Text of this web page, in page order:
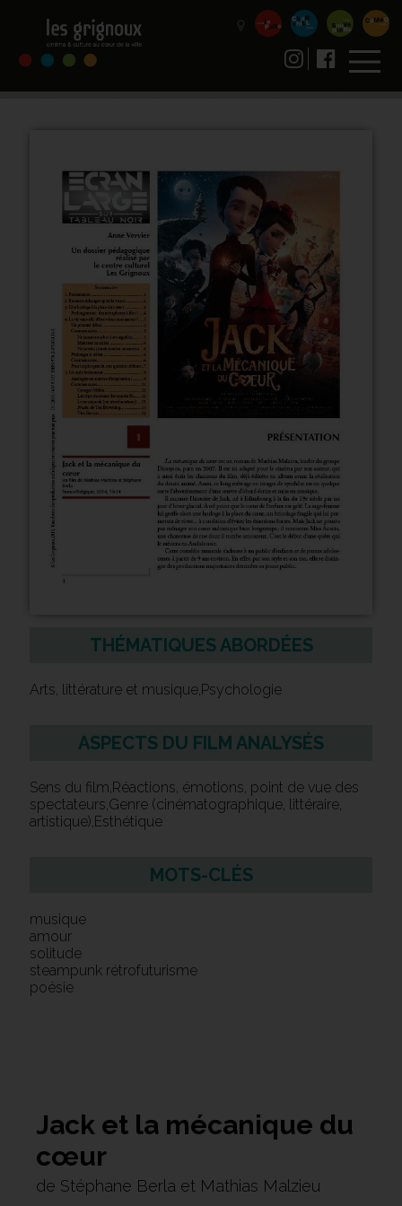
THÉMATIQUES ABORDÉES
Arts, littérature et musique,Psychologie
ASPECTS DU FILM ANALYSÉS
Sens du film,Réactions, émotions, point de vue des
spectateurs,Genre (cinématographique, littéraire,
artistique),Esthétique
MOTS-CLÉS
musique
amour
solitude
steampunk rétrofuturisme
poésie
Jack et la mécanique du
cœur
de Stéphane Berla et Mathias Malzieu